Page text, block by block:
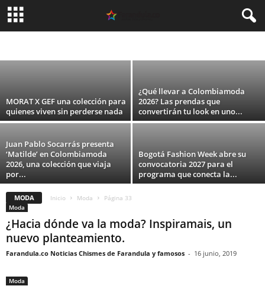
TECNOLOGIA
TELEVISION USA VIDEO
Pablo Jaramillo llevaron el second hand al
front row de Colombiamoda...
MORAT X GEF una colección para
quienes viven sin perderse nada
¿Qué llevar a Colombiamoda
2026? Las prendas que
convertirán tu look en uno...
Juan Pablo Socarrás presenta
‘Matilde’ en Colombiamoda
2026, una colección que viaja
por...
Bogotá Fashion Week abre su
convocatoria 2027 para el
programa que conecta la...
MODA Inicio Moda
Página 33
Moda
¿Hacia dónde va la moda? Inspiramais, un
nuevo planteamiento.
Farandula.co Noticias Chismes de Farandula y famosos - 16 junio, 2019
Moda